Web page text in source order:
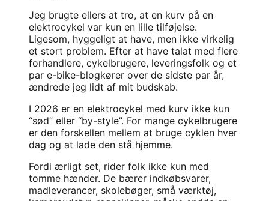
Jeg brugte ellers at tro, at en kurv på en
elektrocykel var kun en lille tilføjelse.
Ligesom, hyggeligt at have, men ikke virkelig
et stort problem. Efter at have talat med flere
forhandlere, cykelbrugere, leveringsfolk og et
par e-bike-blogkører over de sidste par år,
ændrede jeg lidt af mit budskab.
I 2026 er en elektrocykel med kurv ikke kun
“sød” eller “by-style”. For mange cykelbrugere
er den forskellen mellem at bruge cyklen hver
dag og at lade den stå hjemme.
Fordi ærligt set, rider folk ikke kun med
tomme hænder. De bærer indkøbsvarer,
madleverancer, skolebøger, små værktøj,